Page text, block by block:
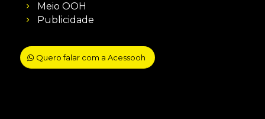
Meio OOH
Publicidade
Quero falar com a Acessooh